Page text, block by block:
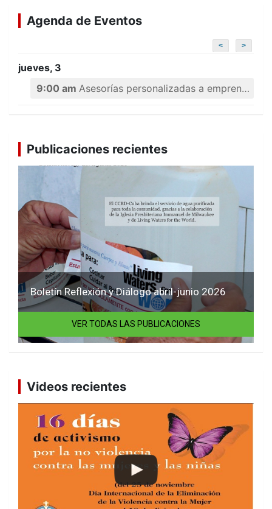
Agenda de Eventos
< >
jueves, 3
9:00 am Asesorías personalizadas a emprendedores
Publicaciones recientes
Boletín Reflexión y Diálogo abril-junio 2026
VER TODAS LAS PUBLICACIONES
Videos recientes